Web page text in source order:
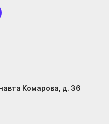
Комарова, д. 36